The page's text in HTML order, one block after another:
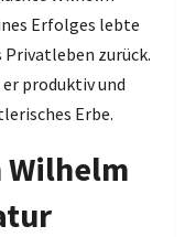
Erfolges lebte
Privatleben zurück.
produktiv und
Erbe.
Wilhelm